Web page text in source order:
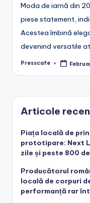
Moda de iarnă din
piese statement,
Acestea îmbină
devenind versatile
Posted
Presscafe
Articole
Piața locală de
prototipare: Next
zile și peste 800
Producătorul
locală de corpuri
performanță rar